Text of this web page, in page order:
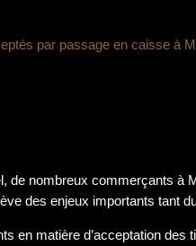
par passage en caisse à
de nombreux commerçants à
des enjeux importants tant
en matière d’acceptation